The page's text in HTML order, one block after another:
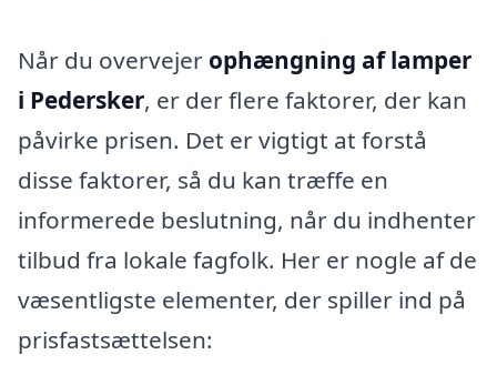
Når du overvejer ophængning af lamper
i Pedersker, er der flere faktorer, der kan
påvirke prisen. Det er vigtigt at forstå
disse faktorer, så du kan træffe en
informerede beslutning, når du indhenter
tilbud fra lokale fagfolk. Her er nogle af de
væsentligste elementer, der spiller ind på
prisfastsættelsen: